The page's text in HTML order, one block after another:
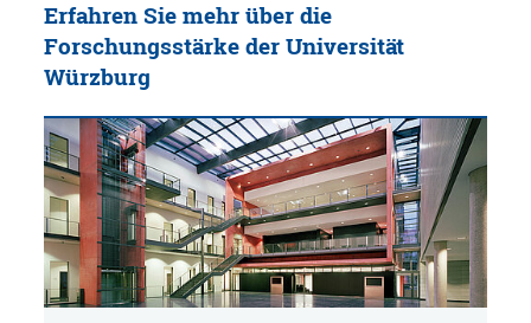
Erfahren Sie mehr über die
Forschungsstärke der Universität
Würzburg